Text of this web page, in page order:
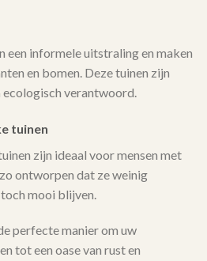
een informele uitstraling en maken
en bomen. Deze tuinen zijn
verantwoord.
tuinen
zijn ideaal voor mensen met
ontworpen dat ze weinig
mooi blijven.
perfecte manier om uw
tot een oase van rust en